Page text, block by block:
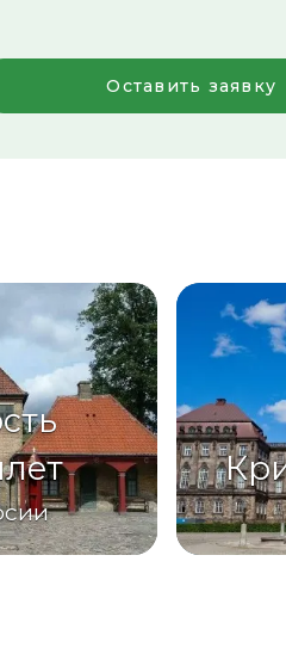
Оставить заявку